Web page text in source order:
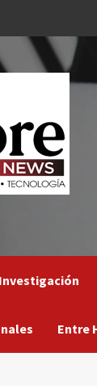
Investigación
Entre